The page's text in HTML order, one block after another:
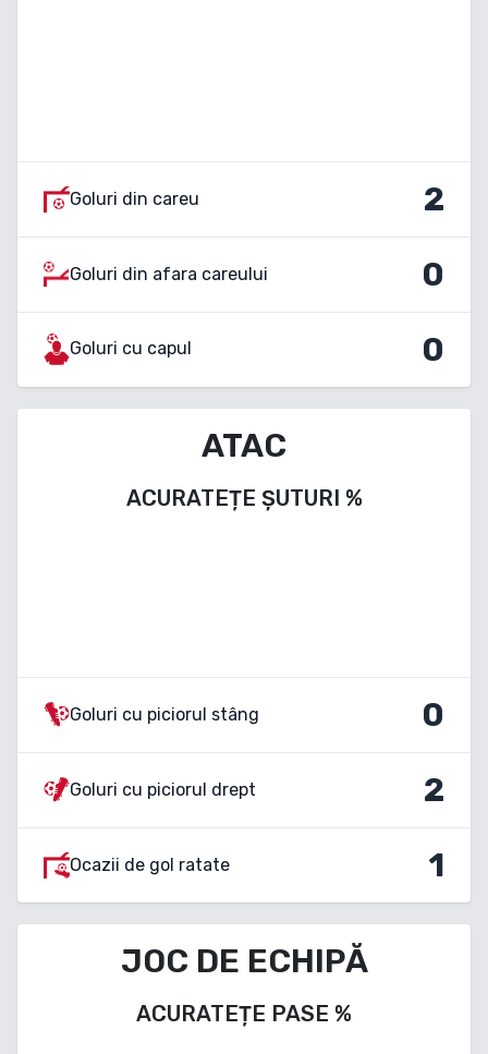
Goluri din careu 2
Goluri din afara careului 0
Goluri cu capul 0
ATAC
ACURATEȚE ȘUTURI %
Goluri cu piciorul stâng 0
Goluri cu piciorul drept 2
Ocazii de gol ratate 1
JOC DE ECHIPĂ
ACURATEȚE PASE %